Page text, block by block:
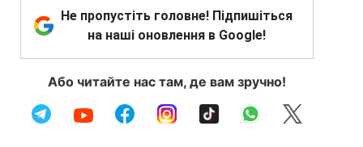
Не пропустіть головне! Підпишіться
на наші оновлення в Google!
Або читайте нас там, де вам зручно!